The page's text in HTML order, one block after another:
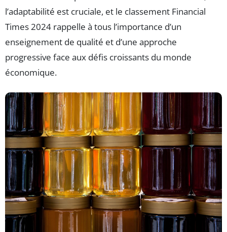
l’adaptabilité est cruciale, et le classement Financial
Times 2024 rappelle à tous l’importance d’un
enseignement de qualité et d’une approche
progressive face aux défis croissants du monde
économique.